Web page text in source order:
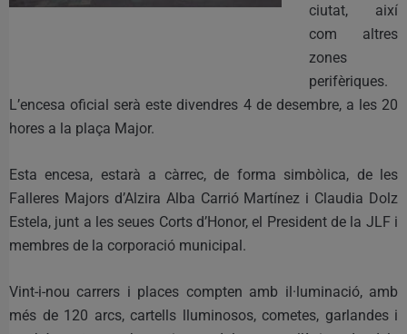
ciutat, així
com altres
zones
perifèriques.
L’encesa oficial serà este divendres 4 de desembre, a les 20
hores a la plaça Major.
Esta encesa, estarà a càrrec, de forma simbòlica, de les
Falleres Majors d’Alzira Alba Carrió Martínez i Claudia Dolz
Estela, junt a les seues Corts d’Honor, el President de la JLF i
membres de la corporació municipal.
Vint-i-nou carrers i places compten amb il·luminació, amb
més de 120 arcs, cartells lluminosos, cometes, garlandes i